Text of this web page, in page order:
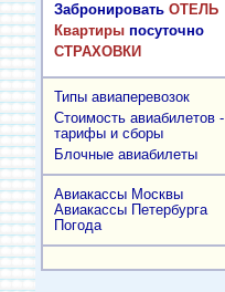
Забронировать ОТЕЛЬ
Квартиры посуточно
СТРАХОВКИ
Типы авиаперевозок
Стоимость авиабилетов -
тарифы и сборы
Блочные авиабилеты
Авиакассы Москвы
Авиакассы Петербурга
Погода